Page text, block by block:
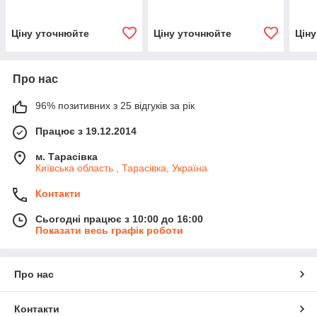
Ціну уточнюйте Ціну уточнюйте
Про нас
96% позитивних з 25 відгуків за рік
Працює з 19.12.2014
м. Тарасівка
Київська область , Тарасівка, Україна
Контакти
Сьогодні працює з 10:00 до 16:00
Показати весь графік роботи
Про нас
Контакти